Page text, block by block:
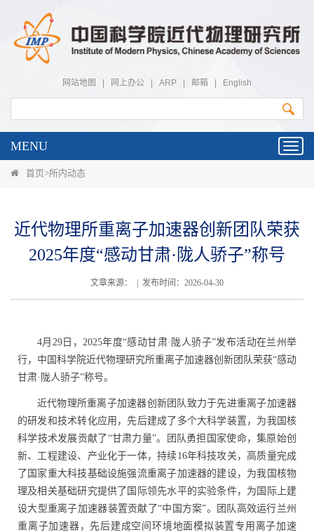
网站地图 网上办公 ARP 邮箱 English
MENU
首页>所内动态
近代物理所重离子加速器创新团队荣获
2025年度“感动甘肃·陇人骄子”称号
文章来源： | 发布时间：2026-04-30
4月 29日， 2025年度“感动甘肃· 陇人骄子”发布活动在兰州举
行， 中国科学院近代物理研究所重离子加速器创新团队荣获“感动
甘肃· 陇人骄子”称号。
近代物理所重离子加速器创新团队致力于先进重离子加速器
的研发和技术转化应用，先后建成了多个大科学装置，为我国核
科学技术发展贡献了“甘肃力量”。团队勇担国家使命，集原始创
新、工程建设、产业化于一体，持续16年科技攻关，高质量完成
了国家重大科技基础设施强流重离子加速器的建设，为我国核物
理及相关基础研究提供了国际领先水平的实验条件，为国际上建
设大型重离子加速器装置贡献了“中国方案”。团队高效运行兰州
重离子加速器，先后建成空间环境地面模拟装置专用离子加速